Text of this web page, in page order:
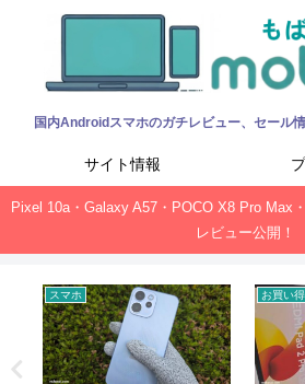
国内Androidスマホのガチレビュー、セール
サイト情報
Pixel 10a・Galaxy A57・POCO X8 Pro Max
レビュー公開！
スマホ お買い